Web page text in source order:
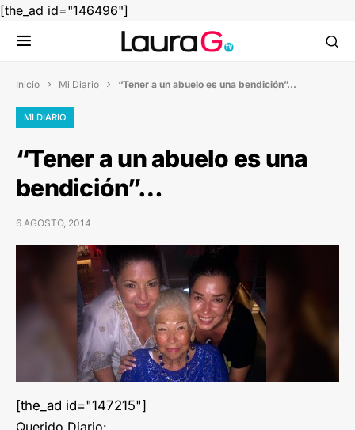
[the_ad id="146496"]
Inicio  Mi Diario  “Tener a un abuelo es una bendición”…
MI DIARIO
“Tener a un abuelo es una
bendición”…
6 AGOSTO, 2014
[the_ad id="147215"]